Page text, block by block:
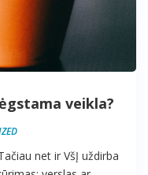
veikla?
net ir VšĮ uždirba